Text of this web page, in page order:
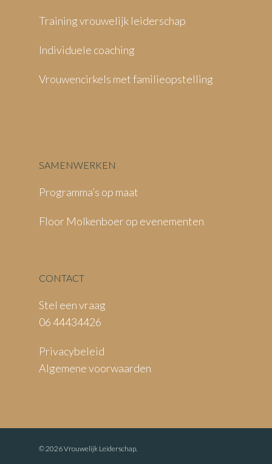
Training vrouwelijk leiderschap
Individuele coaching
Vrouwencirkels met familieopstelling
SAMENWERKEN
Programma’s op maat
Floor Molkenboer op evenementen
CONTACT
Stel een vraag
06 44434426
Privacybeleid
Algemene voorwaarden
© 2026 Vrouwelijk Leiderschap.